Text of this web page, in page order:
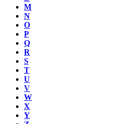
M
N
O
P
Q
R
S
T
U
V
W
X
Y